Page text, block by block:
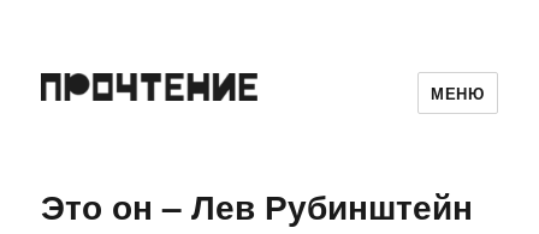
МЕНЮ
Это он – Лев Рубинштейн